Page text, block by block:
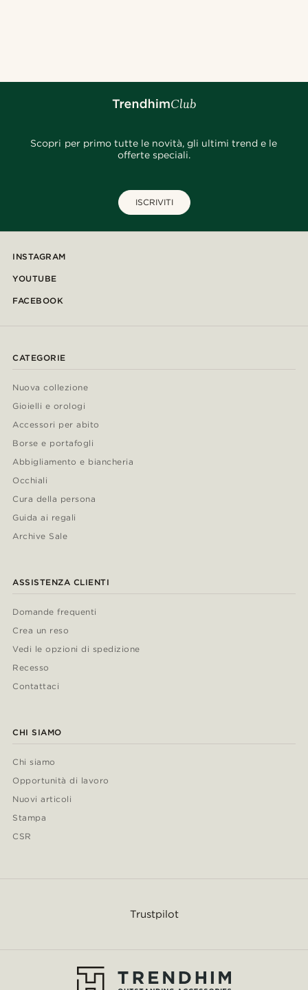
Scopri per primo tutte le novità, gli ultimi trend e le
offerte speciali.
ISCRIVITI
INSTAGRAM
YOUTUBE
FACEBOOK
CATEGORIE
Nuova collezione
Gioielli e orologi
Accessori per abito
Borse e portafogli
Abbigliamento e biancheria
Occhiali
Cura della persona
Guida ai regali
Archive Sale
ASSISTENZA CLIENTI
Domande frequenti
Crea un reso
Vedi le opzioni di spedizione
Recesso
Contattaci
CHI SIAMO
Chi siamo
Opportunità di lavoro
Nuovi articoli
Stampa
CSR
Trustpilot